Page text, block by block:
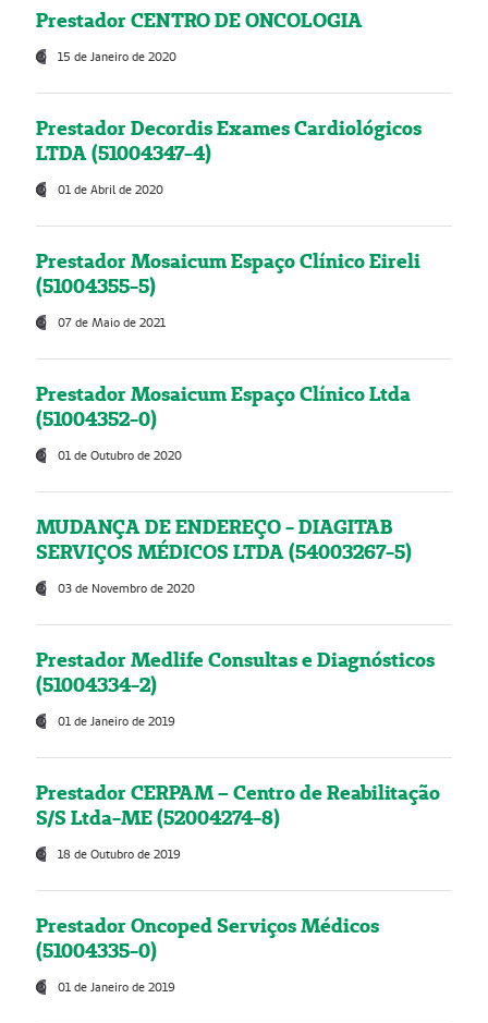
Prestador CENTRO DE ONCOLOGIA
15 de Janeiro de 2020
Prestador Decordis Exames Cardiológicos
LTDA (51004347-4)
01 de Abril de 2020
Prestador Mosaicum Espaço Clínico Eireli
(51004355-5)
07 de Maio de 2021
Prestador Mosaicum Espaço Clínico Ltda
(51004352-0)
01 de Outubro de 2020
MUDANÇA DE ENDEREÇO - DIAGITAB
SERVIÇOS MÉDICOS LTDA (54003267-5)
03 de Novembro de 2020
Prestador Medlife Consultas e Diagnósticos
(51004334-2)
01 de Janeiro de 2019
Prestador CERPAM – Centro de Reabilitação
S/S Ltda-ME (52004274-8)
18 de Outubro de 2019
Prestador Oncoped Serviços Médicos
(51004335-0)
01 de Janeiro de 2019